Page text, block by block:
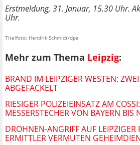
Erstmeldung, 31. Januar, 15.30 Uhr.
Uhr.
Titelfoto: Hendrik Schmidt/dpa
Mehr zum Thema Leipzig:
BRAND IM LEIPZIGER WESTEN:
ABGEFACKELT
RIESIGER POLIZEIEINSATZ AM
MESSERSTECHER VON BAYERN BIS
DROHNEN-ANGRIFF AUF LEIPZIGER
ERMITTLER VERMUTEN